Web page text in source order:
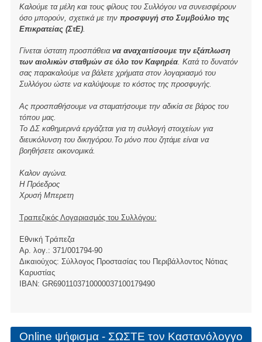
Καλούμε τα μέλη και τους φίλους του Συλλόγου να συνεισφέρουν
όσο μπορούν, σχετικά με την προσφυγή στο Συμβούλιο της
Επικρατείας (ΣτΕ).
Γίνεται ύστατη προσπάθεια να αναχαιτίσουμε την εξάπλωση
των αιολικών σταθμών σε όλο τον Καφηρέα. Κατά το δυνατόν
σας παρακαλούμε να βάλετε χρήματα στον λογαριασμό του
Συλλόγου ώστε να καλύψουμε το κόστος της προσφυγής.
Ας προσπαθήσουμε να σταματήσουμε την αδικία σε βάρος του
τόπου μας.
Το ΔΣ καθημερινά εργάζεται για τη συλλογή στοιχείων για
διευκόλυνση του δικηγόρου.Το μόνο που ζητάμε είναι να
βοηθήσετε οικονομικά.
Καλον αγώνα.
Η Πρόεδρος
Χρυσή Μπερετη
Τραπεζικός Λογαριασμός του Συλλόγου:
Εθνική Τράπεζα
Αρ. λογ.: 371/001794-90
Δικαιούχος: Σύλλογος Προστασίας του Περιβάλλοντος Νότιας
Καρυστίας
ΙBAN: GR6901103710000037100179490
Online ψήφισμα - ΣΩΣΤΕ τον Καστανόλογγο